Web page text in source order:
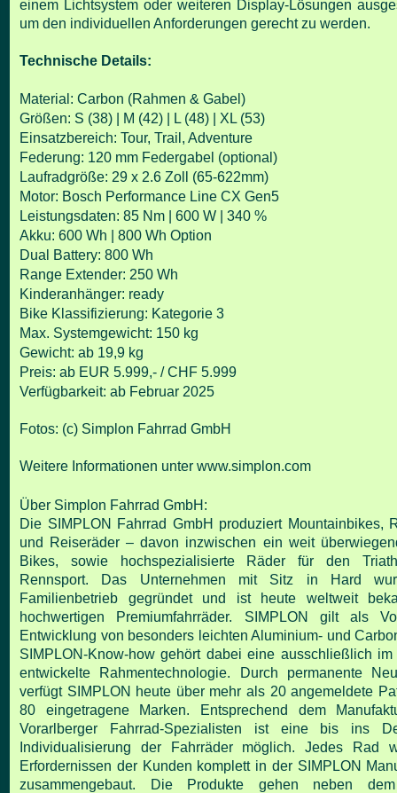
einem Lichtsystem oder weiteren Display-Lösungen
um den individuellen Anforderungen gerecht zu werden.
Technische Details:
Material: Carbon (Rahmen & Gabel)
Größen: S (38) | M (42) | L (48) | XL (53)
Einsatzbereich: Tour, Trail, Adventure
Federung: 120 mm Federgabel (optional)
Laufradgröße: 29 x 2.6 Zoll (65-622mm)
Motor: Bosch Performance Line CX Gen5
Leistungsdaten: 85 Nm | 600 W | 340 %
Akku: 600 Wh | 800 Wh Option
Dual Battery: 800 Wh
Range Extender: 250 Wh
Kinderanhänger: ready
Bike Klassifizierung: Kategorie 3
Max. Systemgewicht: 150 kg
Gewicht: ab 19,9 kg
Preis: ab EUR 5.999,- / CHF 5.999
Verfügbarkeit: ab Februar 2025
Fotos: (c) Simplon Fahrrad GmbH
Weitere Informationen unter www.simplon.com
Über Simplon Fahrrad GmbH:
Die SIMPLON Fahrrad GmbH produziert Mountainbikes,
und Reiseräder – davon inzwischen ein weit
Bikes, sowie hochspezialisierte Räder für den
Rennsport. Das Unternehmen mit Sitz in Hard
Familienbetrieb gegründet und ist heute weltweit
hochwertigen Premiumfahrräder. SIMPLON gilt als
Entwicklung von besonders leichten Aluminium- und
SIMPLON-Know-how gehört dabei eine ausschließlich
entwickelte Rahmentechnologie. Durch permanente
verfügt SIMPLON heute über mehr als 20 angemeldete
80 eingetragene Marken. Entsprechend dem
Vorarlberger Fahrrad-Spezialisten ist eine bis ins
Individualisierung der Fahrräder möglich. Jedes Rad
Erfordernissen der Kunden komplett in der SIMPLON
zusammengebaut. Die Produkte gehen neben dem